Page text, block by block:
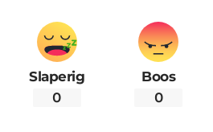
Slaperig
0
Boos
0